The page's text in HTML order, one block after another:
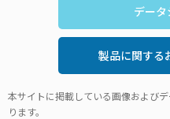
データ
製品に関する
本サイトに掲載している画像および
ります。